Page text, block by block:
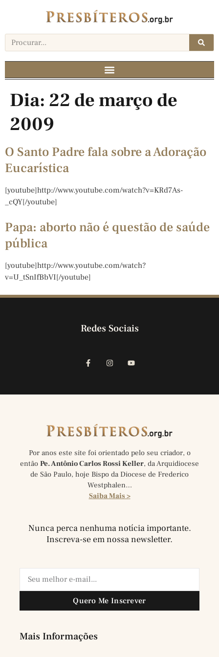
Dia: 22 de março de
2009
O Santo Padre fala sobre a Adoração
Eucarística
[youtube]http://www.youtube.com/watch?v=KRd7As-
_cQY[/youtube]
Papa: aborto não é questão de saúde
pública
[youtube]http://www.youtube.com/watch?
v=U_tSnIfBbVI[/youtube]
Redes Sociais
Por anos este site foi orientado pelo seu criador, o
então Pe. Antônio Carlos Rossi Keller, da Arquidiocese
de São Paulo, hoje Bispo da Diocese de Frederico
Westphalen…
Saiba Mais >
Nunca perca nenhuma notícia importante.
Inscreva-se em nossa newsletter.
Quero Me Inscrever
Mais Informações